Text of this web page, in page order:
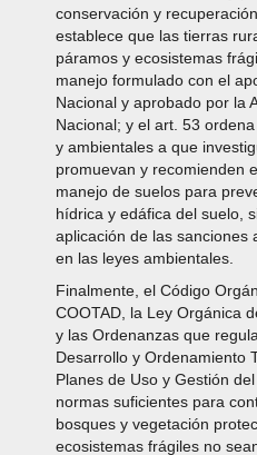
conservación y
establece que las tierras
páramos y ecosistemas
manejo formulado con el
Nacional y aprobado por la
Nacional; y el art. 53
y ambientales a que
promuevan y recomienden
manejo de suelos para
hídrica y edáfica del suelo,
aplicación de las sanciones
en las leyes ambientales.
Finalmente, el Código
COOTAD, la Ley Orgánica
y las Ordenanzas que
Desarrollo y Ordenamiento
Planes de Uso y Gestión
normas suficientes para
bosques y vegetación
ecosistemas frágiles no